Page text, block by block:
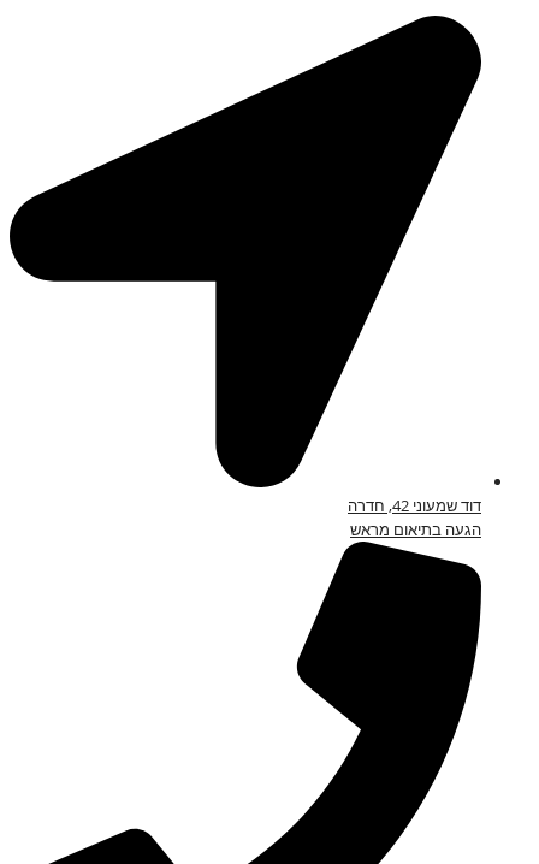
דוד שמעוני 42, חדרה
הגעה בתיאום מראש